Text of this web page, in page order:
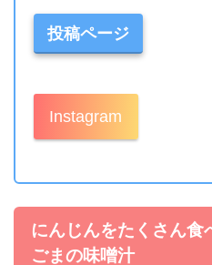
投稿ページ
Instagram
にんじんをたくさん
ごまの味噌汁